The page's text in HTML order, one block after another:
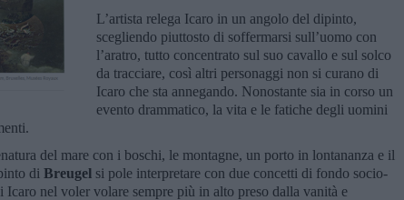
L’artista relega Icaro in un angolo del dipinto,
scegliendo piuttosto di soffermarsi sull’uomo con
l’aratro, tutto concentrato sul suo cavallo e sul solco
da tracciare, così altri personaggi non si curano di
Icaro che sta annegando. Nonostante sia in corso un
evento drammatico, la vita e le fatiche degli uomini
del mare con i boschi, le montagne, un porto in lontananza e il
di Breugel si pole interpretare con due concetti di fondo socio-
Icaro nel voler volare sempre più in alto preso dalla vanità e